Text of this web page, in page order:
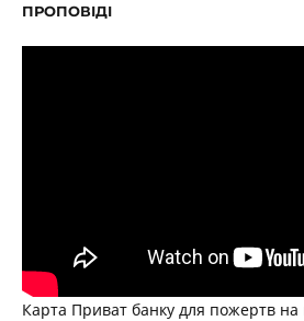
ПРОПОВІДІ
Карта Приват банку для пожертв на